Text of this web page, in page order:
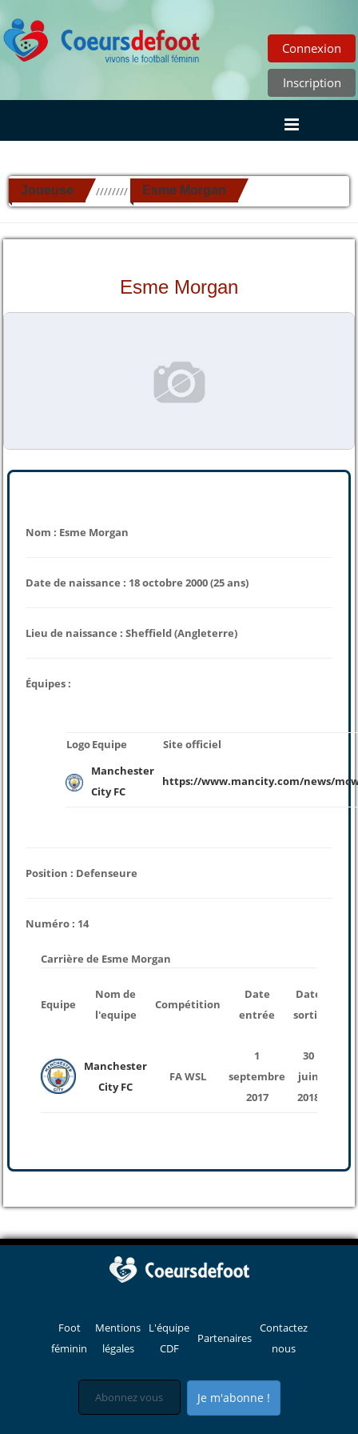
Connexion
Inscription
Joueuse ////////// Esme Morgan
Esme Morgan
Nom : Esme Morgan
Date de naissance : 18 octobre 2000 (25 ans)
Lieu de naissance : Sheffield (Angleterre)
Équipes :
LogoEquipe
Site officiel
Manchester
City FC
https://www.mancity.com/news/
Position : Defenseure
Numéro : 14
Carrière de Esme Morgan
Equipe
Nom de
l'equipe
Compétition
Date
entrée
Date
sortie
Manchester
City FC
FA WSL
1
septembre
2017
30
juin
2018
Foot
féminin
Mentions
légales
L'équipe
CDF
Partenaires
Contactez
nous
Je m'abonne !